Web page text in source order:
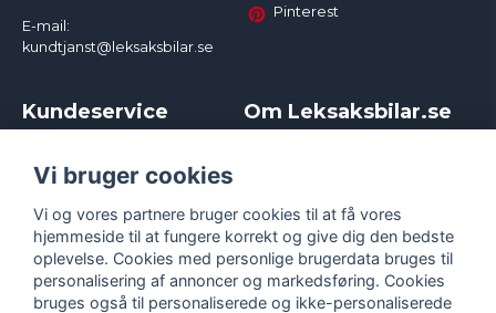
E-mail:
kundtjanst@leksaksbilar.se
Pinterest
Kundeservice
Kampagner og rabatter
Reklamation
Policy chase cars
Returnera
Logga in
Om Leksaksbilar.se
Handelsbetingelser
Persondatapolitik
Cookies
Vi bruger cookies
Vi og vores partnere bruger cookies til at få vores
hjemmeside til at fungere korrekt og give dig den bedste
oplevelse. Cookies med personlige brugerdata bruges til
personalisering af annoncer og markedsføring. Cookies
bruges også til personaliserede og ikke-personaliserede